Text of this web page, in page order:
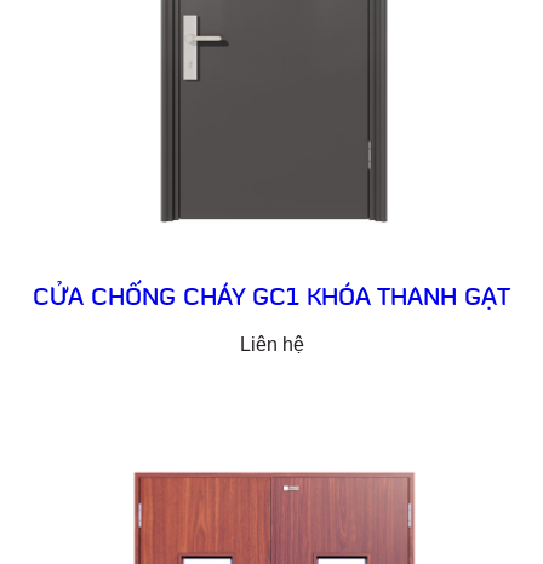
CỬA CHỐNG CHÁY GC1 KHÓA THANH GẠT
Liên hệ